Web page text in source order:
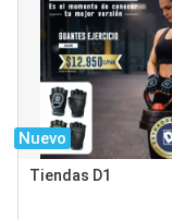
Nuevo
Tiendas D1